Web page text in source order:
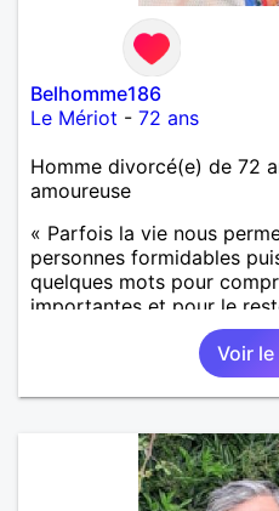
Belhomme186
Le Mériot - 72 ans
Homme divorcé(e) de 72
amoureuse
« Parfois la vie nous
personnes formidables
quelques mots pour
importantes et pour le
Voir